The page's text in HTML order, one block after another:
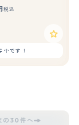
税込
です！
の30件へ